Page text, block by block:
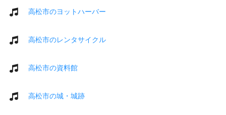
高松市のヨットハーバー
高松市のレンタサイクル
高松市の資料館
高松市の城・城跡